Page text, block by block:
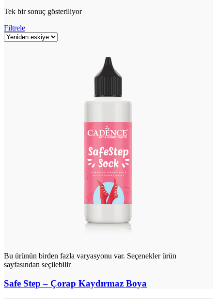
Tek bir sonuç gösteriliyor
Filtrele
Bu ürünün birden fazla varyasyonu var. Seçenekler ürün
sayfasından seçilebilir
Safe Step – Çorap Kaydırmaz Boya